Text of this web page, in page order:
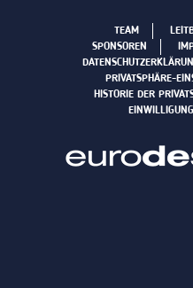
TEAM
SPONSOREN
PRIVATSPHÄRE-
HISTORIE DER